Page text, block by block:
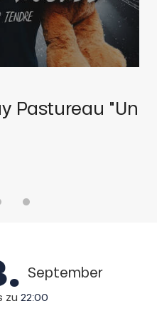
Pastureau "Un
September
zu 22:00